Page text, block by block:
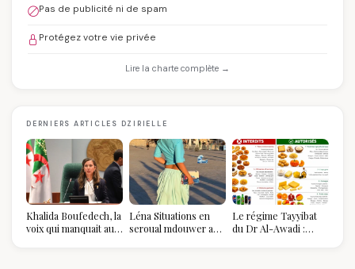
Pas de publicité ni de spam
Protégez votre vie privée
Lire la charte complète →
DERNIERS ARTICLES DZIRIELLE
Khalida Boufedech, la
voix qui manquait au
Léna Situations en
seroual mdouwer au
Le régime Tayyibat
du Dr Al-Awadi :